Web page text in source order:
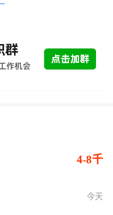
4-8千
今天